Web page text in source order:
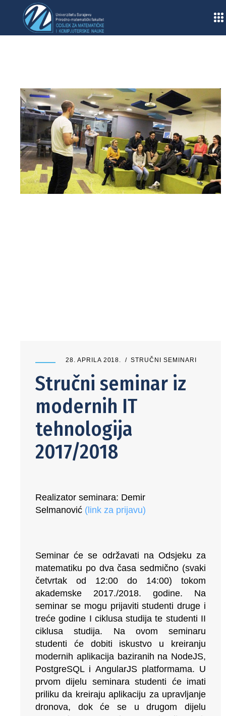
28. APRILA 2018. STRUČNI SEMINARI
Stručni seminar iz
modernih IT
tehnologija
2017/2018
Realizator seminara: Demir
Selmanović ( link za prijavu)
Seminar će se održavati na Odsjeku za
matematiku po dva časa sedmično (svaki
četvrtak od 12:00 do 14:00) tokom
akademske 2017./2018. godine. Na
seminar se mogu prijaviti studenti druge i
treće godine I ciklusa studija te studenti II
ciklusa studija. Na ovom seminaru
studenti će dobiti iskustvo u kreiranju
modernih aplikacija baziranih na NodeJS,
PostgreSQL i AngularJS platformama. U
prvom dijelu seminara studenti će imati
priliku da kreiraju aplikaciju za upravljanje
dronova, dok će se u drugom dijelu